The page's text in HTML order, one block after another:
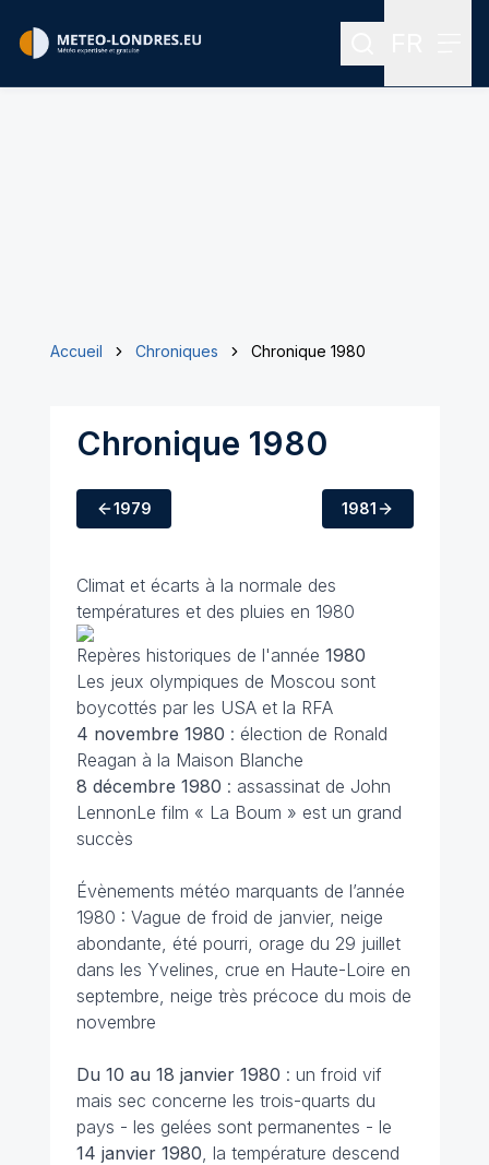
Rechercher
Accueil Chroniques Chronique 1980
Chronique 1980
1979 1981
Climat et écarts à la normale des
températures et des pluies en 1980
Repères historiques de l'année 1980
Les jeux olympiques de Moscou sont
boycottés par les USA et la RFA
4 novembre 1980 : élection de Ronald
Reagan à la Maison Blanche
8 décembre 1980 : assassinat de John
LennonLe film « La Boum » est un grand
succès
Évènements météo marquants de l’année
1980 : Vague de froid de janvier, neige
abondante, été pourri, orage du 29 juillet
dans les Yvelines, crue en Haute-Loire en
septembre, neige très précoce du mois de
novembre
Du 10 au 18 janvier 1980 : un froid vif
mais sec concerne les trois-quarts du
pays - les gelées sont permanentes - le
14 janvier 1980, la température descend